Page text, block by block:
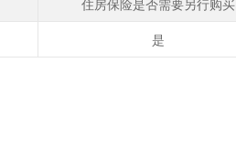
住房保险是否需要另行购买
是